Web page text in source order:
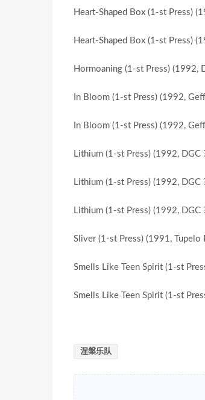
Heart-Shaped Box (1-st Press)
Heart-Shaped Box (1-st Press)
Hormoaning (1-st Press) (1992,
In Bloom (1-st Press) (1992,
In Bloom (1-st Press) (1992,
Lithium (1-st Press) (1992,
Lithium (1-st Press) (1992, DGC
Lithium (1-st Press) (1992,
Sliver (1-st Press) (1991, Tupelo
Smells Like Teen Spirit (1-st
Smells Like Teen Spirit (1-st
涅槃乐队